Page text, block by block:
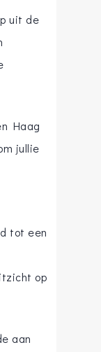
uit de
Haag
jullie
tot een
op
aan